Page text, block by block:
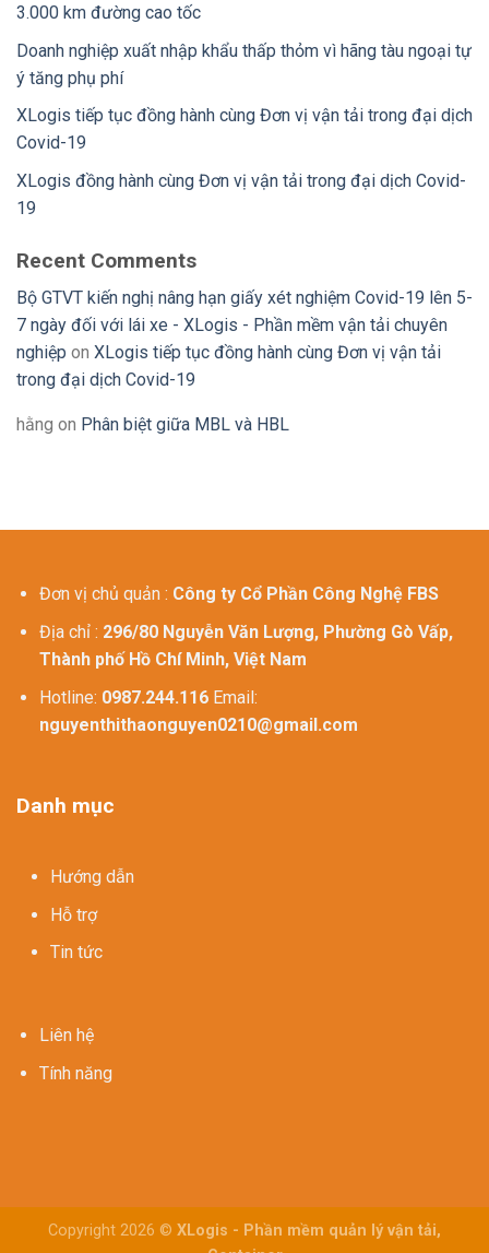
3.000 km đường cao tốc
Doanh nghiệp xuất nhập khẩu thấp thỏm vì hãng tàu ngoại tự
ý tăng phụ phí
XLogis tiếp tục đồng hành cùng Đơn vị vận tải trong đại dịch
Covid-19
XLogis đồng hành cùng Đơn vị vận tải trong đại dịch Covid-
19
Recent Comments
Bộ GTVT kiến nghị nâng hạn giấy xét nghiệm Covid-19 lên 5-
7 ngày đối với lái xe - XLogis - Phần mềm vận tải chuyên
nghiệp on XLogis tiếp tục đồng hành cùng Đơn vị vận tải
trong đại dịch Covid-19
hằng on Phân biệt giữa MBL và HBL
Đơn vị chủ quản : Công ty Cổ Phần Công Nghệ FBS
Địa chỉ : 296/80 Nguyễn Văn Lượng, Phường Gò Vấp,
Thành phố Hồ Chí Minh, Việt Nam
Hotline: 0987.244.116Email:
nguyenthithaonguyen0210@gmail.com
Danh mục
Hướng dẫn
Hỗ trợ
Tin tức
Liên hệ
Tính năng
Copyright 2026 © XLogis - Phần mềm quản lý vận tải,